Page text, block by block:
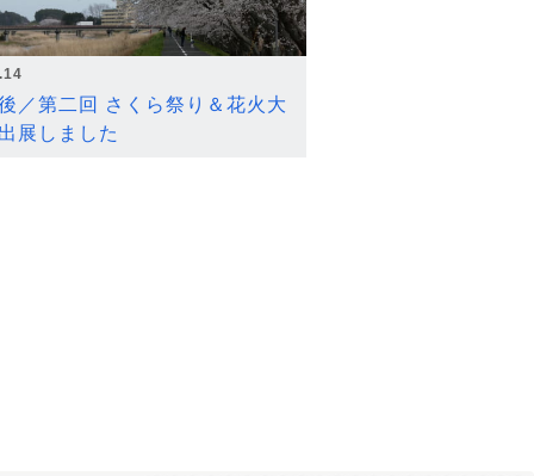
／第二回 さくら祭り＆花火大
展しました